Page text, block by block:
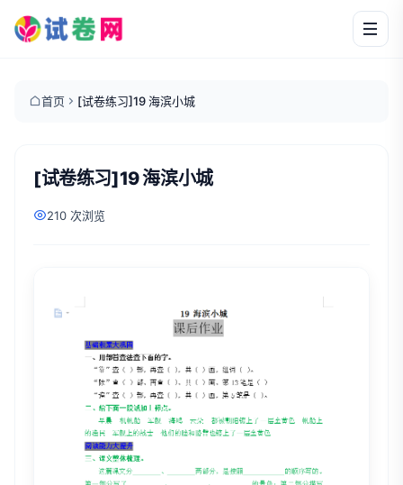
首页 [试卷练习]19 海滨小城
[试卷练习]19 海滨小城
210 次浏览